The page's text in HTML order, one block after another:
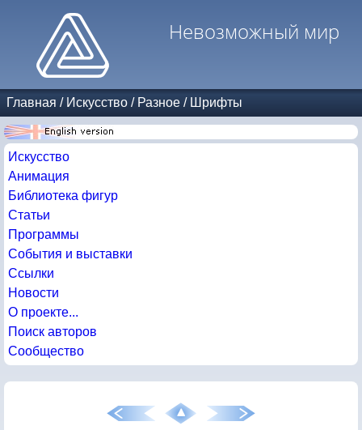
Невозможный мир
Главная / Искусство / Разное / Шрифты
Искусство
Анимация
Библиотека фигур
Статьи
Программы
События и выставки
Ссылки
Новости
О проекте...
Поиск авторов
Сообщество